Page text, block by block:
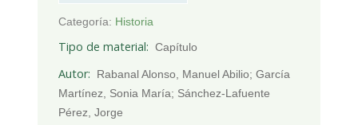
Categoría: Historia
Tipo de material Capítulo
Autor
Rabanal Alonso, Manuel Abilio; García
Martínez, Sonia María; Sánchez-Lafuente
Pérez, Jorge